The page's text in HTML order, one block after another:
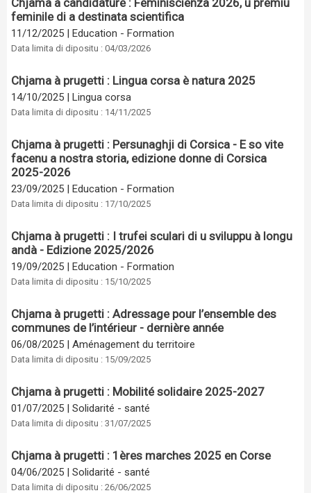
Chjama à candidature : Feminiscienza 2026, u premiu
feminile di a destinata scientifica
11/12/2025 | Education - Formation
Data limita di dipositu : 04/03/2026
Chjama à prugetti : Lingua corsa è natura 2025
14/10/2025 | Lingua corsa
Data limita di dipositu : 14/11/2025
Chjama à prugetti : Persunaghji di Corsica - E so vite
facenu a nostra storia, edizione donne di Corsica
2025-2026
23/09/2025 | Education - Formation
Data limita di dipositu : 17/10/2025
Chjama à prugetti : I trufei sculari di u sviluppu à longu
andà - Edizione 2025/2026
19/09/2025 | Education - Formation
Data limita di dipositu : 15/10/2025
Chjama à prugetti : Adressage pour l’ensemble des
communes de l’intérieur - dernière année
06/08/2025 | Aménagement du territoire
Data limita di dipositu : 15/09/2025
Chjama à prugetti : Mobilité solidaire 2025-2027
01/07/2025 | Solidarité - santé
Data limita di dipositu : 31/07/2025
Chjama à prugetti : 1ères marches 2025 en Corse
04/06/2025 | Solidarité - santé
Data limita di dipositu : 26/06/2025